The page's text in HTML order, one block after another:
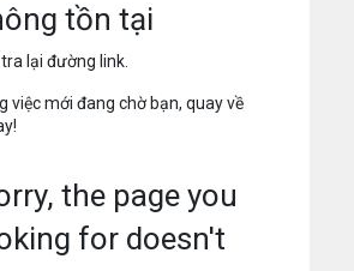
tồn tại
lại đường link.
việc mới đang chờ bạn, quay về
the page you
for doesn't